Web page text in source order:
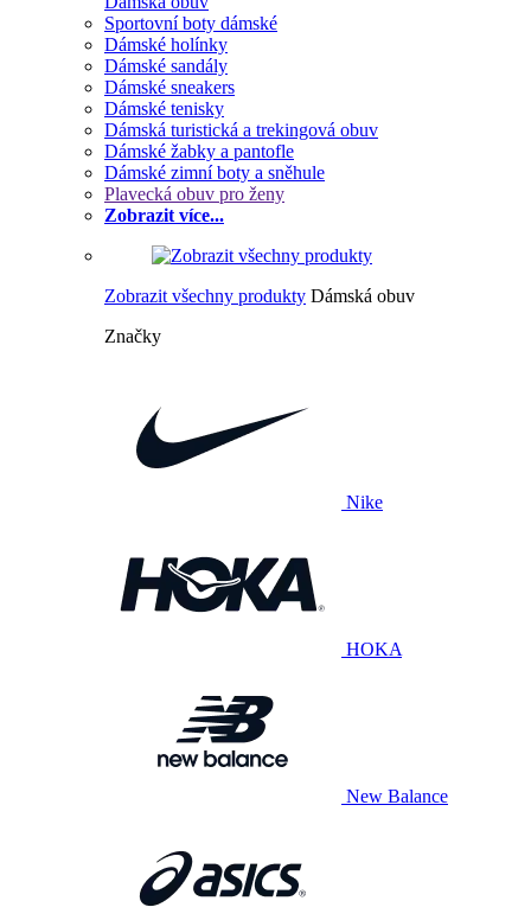
Sportovní boty dámské
Dámské holínky
Dámské sandály
Dámské sneakers
Dámské tenisky
Dámská turistická a trekingová obuv
Dámské žabky a pantofle
Dámské zimní boty a sněhule
Plavecká obuv pro ženy
Zobrazit více...
Zobrazit všechny produkty Dámská obuv
Značky
Nike
HOKA
New Balance